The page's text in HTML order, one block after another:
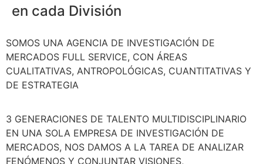
en cada División
SOMOS UNA AGENCIA DE INVESTIGACIÓN DE
MERCADOS FULL SERVICE, CON ÁREAS
CUALITATIVAS, ANTROPOLÓGICAS, CUANTITATIVAS Y
DE ESTRATEGIA
3 GENERACIONES DE TALENTO MULTIDISCIPLINARIO
EN UNA SOLA EMPRESA DE INVESTIGACIÓN DE
MERCADOS, NOS DAMOS A LA TAREA DE ANALIZAR
FENÓMENOS Y CONJUNTAR VISIONES,